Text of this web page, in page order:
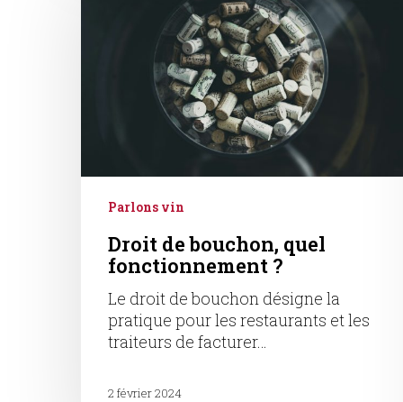
fonctionnement
Parlons vin
Droit de bouchon, quel
fonctionnement ?
Le droit de bouchon désigne la
pratique pour les restaurants et les
traiteurs de facturer…
2 février 2024